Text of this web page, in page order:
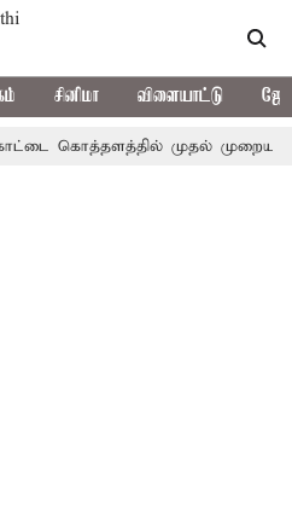
சினிமா விளையாட்டு
கொத்தளத்தில் முதல் முறையாக